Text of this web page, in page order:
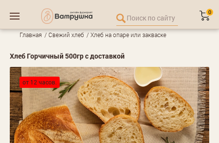
0
Главная Свежий хлеб Хлеб на опаре или закваске
Хлеб Горчичный 500гр с доставкой
от 12 часов.